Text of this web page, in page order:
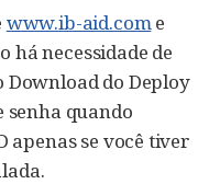
www.ib-aid.come
há necessidade de
do Deploy
senha quando
apenas se você tiver